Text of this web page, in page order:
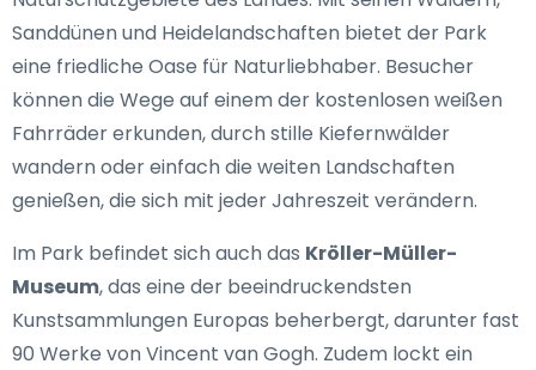
Sanddünen und Heidelandschaften bietet der Park
eine friedliche Oase für Naturliebhaber. Besucher
können die Wege auf einem der kostenlosen weißen
Fahrräder erkunden, durch stille Kiefernwälder
wandern oder einfach die weiten Landschaften
genießen, die sich mit jeder Jahreszeit verändern.
Im Park befindet sich auch das Kröller-Müller-
Museum, das eine der beeindruckendsten
Kunstsammlungen Europas beherbergt, darunter fast
90 Werke von Vincent van Gogh. Zudem lockt ein